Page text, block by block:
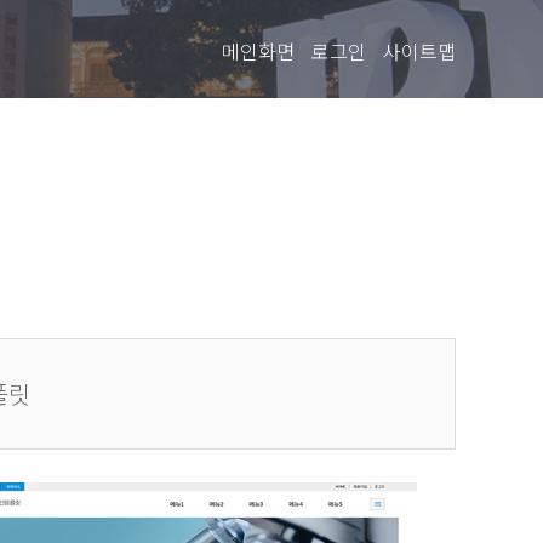
메인화면 로그인 사이트맵